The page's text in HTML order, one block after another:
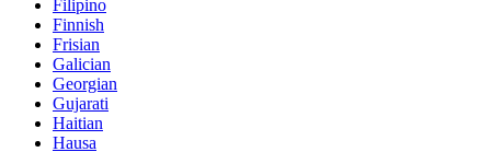
Filipino
Finnish
Frisian
Galician
Georgian
Gujarati
Haitian
Hausa